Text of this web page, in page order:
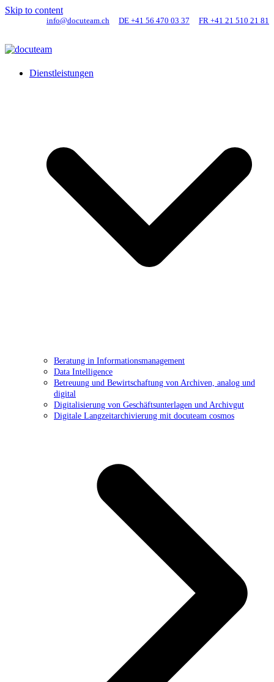
Skip to content
info@docuteam.ch DE +41 56 470 03 37 FR +41 21 510 21 81
Dienstleistungen
Beratung in Informationsmanagement
Data Intelligence
Betreuung und Bewirtschaftung von Archiven, analog und
digital
Digitalisierung von Geschäftsunterlagen und Archivgut
Digitale Langzeitarchivierung mit docuteam cosmos